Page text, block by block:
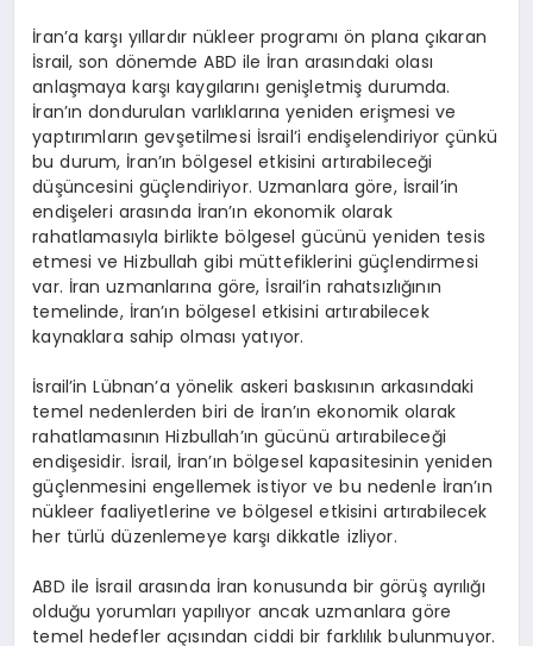
İran’a karşı yıllardır nükleer programı ön plana çıkaran
İsrail, son dönemde ABD ile İran arasındaki olası
anlaşmaya karşı kaygılarını genişletmiş durumda.
İran’ın dondurulan varlıklarına yeniden erişmesi ve
yaptırımların gevşetilmesi İsrail’i endişelendiriyor çünkü
bu durum, İran’ın bölgesel etkisini artırabileceği
düşüncesini güçlendiriyor. Uzmanlara göre, İsrail’in
endişeleri arasında İran’ın ekonomik olarak
rahatlamasıyla birlikte bölgesel gücünü yeniden tesis
etmesi ve Hizbullah gibi müttefiklerini güçlendirmesi
var. İran uzmanlarına göre, İsrail’in rahatsızlığının
temelinde, İran’ın bölgesel etkisini artırabilecek
kaynaklara sahip olması yatıyor.
İsrail’in Lübnan’a yönelik askeri baskısının arkasındaki
temel nedenlerden biri de İran’ın ekonomik olarak
rahatlamasının Hizbullah’ın gücünü artırabileceği
endişesidir. İsrail, İran’ın bölgesel kapasitesinin yeniden
güçlenmesini engellemek istiyor ve bu nedenle İran’ın
nükleer faaliyetlerine ve bölgesel etkisini artırabilecek
her türlü düzenlemeye karşı dikkatle izliyor.
ABD ile İsrail arasında İran konusunda bir görüş ayrılığı
olduğu yorumları yapılıyor ancak uzmanlara göre
temel hedefler açısından ciddi bir farklılık bulunmuyor.